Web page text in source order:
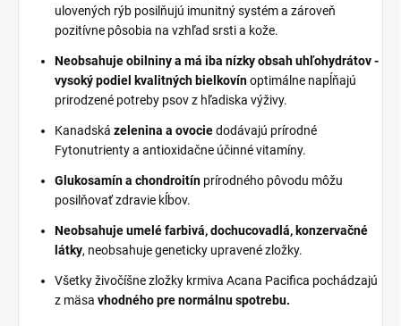
ulovených rýb posilňujú imunitný systém a zároveň
pozitívne pôsobia na vzhľad srsti a kože.
Neobsahuje obilniny a má iba nízky obsah uhľohydrátov -
vysoký podiel kvalitných bielkovínoptimálne napĺňajú
prirodzené potreby psov z hľadiska výživy.
Kanadská zelenina a ovociedodávajú prírodné
Fytonutrienty a antioxidačne účinné vitamíny.
Glukosamín a chondroitín prírodného pôvodu môžu
posilňovať zdravie kĺbov.
Neobsahuje umelé farbivá, dochucovadlá, konzervačné
látky, neobsahuje geneticky upravené zložky.
Všetky živočíšne zložky krmiva Acana Pacifica pochádzajú
z mäsa vhodného pre normálnu spotrebu.